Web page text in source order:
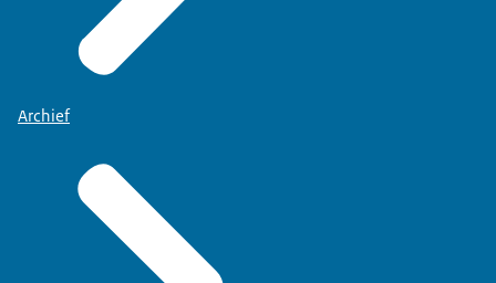
Archief